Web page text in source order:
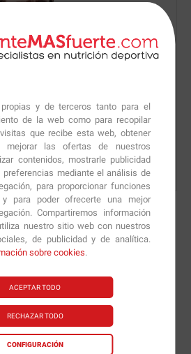
y de terceros tanto para el
de la web como para recopilar
que recibe esta web, obtener
mejorar las ofertas de nuestros
contenidos, mostrarle publicidad
preferencias mediante el análisis de
para proporcionar funciones
para poder ofrecerte una mejor
Compartiremos información
nuestro sitio web con nuestros
de publicidad y de analítica.
sobre cookies.
ACEPTAR TODO
RECHAZAR TODO
CONFIGURACIÓN
y
de